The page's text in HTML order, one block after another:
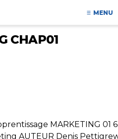
MENU
CHAP01
MARKETING 01
AUTEUR Denis